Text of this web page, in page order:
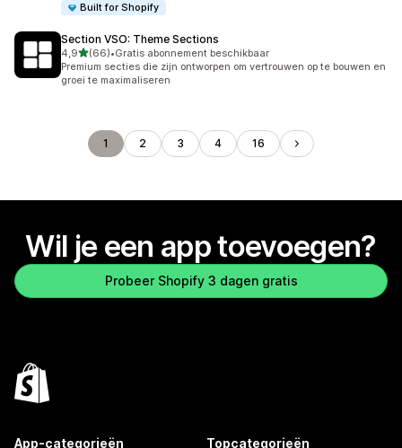
Built for Shopify
Section VSO: Theme Sections
4,9van 5 sterren
(66)
66 recensies in totaal
•Gratis abonnement beschikbaar
Premium secties die zijn ontworpen om vertrouwen op te bouwen en
groei te maximaliseren
1 2 3 4 16
Wil je een app toevoegen?
Probeer Shopify 3 dagen gratis
App-categorieën Topcategorieën